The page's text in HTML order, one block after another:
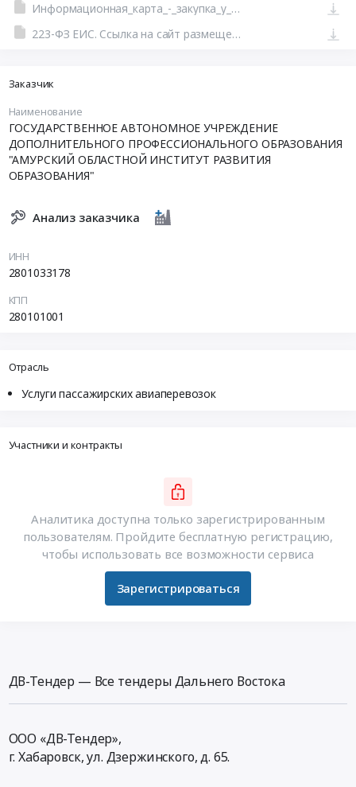
Информационная_карта_-_закупка_у_единственного_источника.docx
223-ФЗ ЕИС. Ссылка на сайт размещения тендера #801144019352.doc
Заказчик
Наименование
ГОСУДАРСТВЕННОЕ АВТОНОМНОЕ УЧРЕЖДЕНИЕ
ДОПОЛНИТЕЛЬНОГО ПРОФЕССИОНАЛЬНОГО ОБРАЗОВАНИЯ
"АМУРСКИЙ ОБЛАСТНОЙ ИНСТИТУТ РАЗВИТИЯ
ОБРАЗОВАНИЯ"
Анализ заказчика
ИНН
2801033178
КПП
280101001
Отрасль
Услуги пассажирских авиаперевозок
Участники и контракты
Аналитика доступна только зарегистрированным
пользователям. Пройдите бесплатную регистрацию,
чтобы использовать все возможности сервиса
Зарегистрироваться
ДВ-Тендер — Все тендеры Дальнего Востока
ООО «ДВ-Тендер»,
г. Хабаровск,ул. Дзержинского, д. 65.